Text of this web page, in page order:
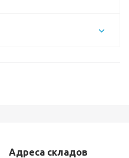
Адреса складов